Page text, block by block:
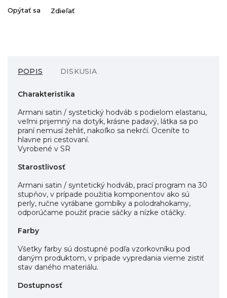
Opýtať sa Zdieľať
POPIS DISKUSIA
Charakteristika
Armani satin / systetický hodváb s podielom elastanu,
veľmi prijemný na dotyk, krásne padavý, látka sa po
praní nemusí žehliť, nakoľko sa nekrčí. Oceníte to
hlavne pri cestovaní.
Vyrobené v SR
Starostlivosť
Armani satin / syntetický hodváb, prací program na 30
stupňov, v prípade použitia komponentov ako sú
perly, ručne vyrábane gombíky a polodrahokamy,
odporúčame použiť pracie sáčky a nízke otáčky.
Farby
Všetky farby sú dostupné podľa vzorkovníku pod
daným produktom, v prípade vypredania vieme zistiť
stav daného materiálu.
Dostupnosť